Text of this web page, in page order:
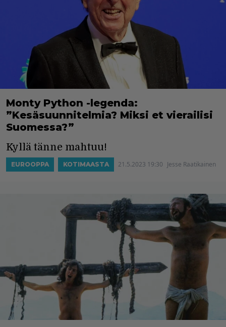
Monty Python -legenda:
”Kesäsuunnitelmia? Miksi et vierailisi
Suomessa?”
Kyllä tänne mahtuu!
EUROOPPA KOTIMAASTA 21.5.2023 19:30 Jesse Raatikainen